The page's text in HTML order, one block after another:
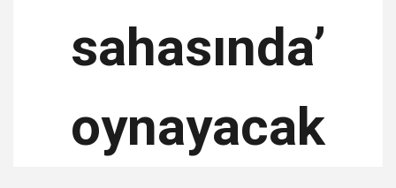
sahasında’
oynayacak